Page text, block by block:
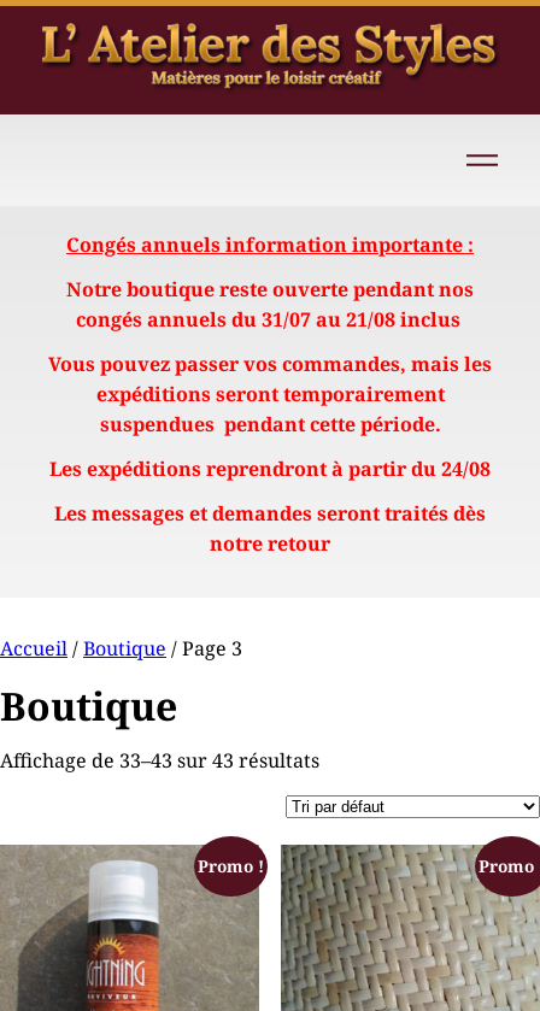
Congés annuels information importante :
Notre boutique reste ouverte pendant nos
congés annuels du 31/07 au 21/08 inclus
Vous pouvez passer vos commandes, mais les
expéditions seront temporairement
suspendues pendant cette période.
Les expéditions reprendront à partir du 24/08
Les messages et demandes seront traités dès
notre retour
Accueil/Boutique / Page 3
Boutique
Affichage de 33–43 sur 43 résultats
Promo ! Promo